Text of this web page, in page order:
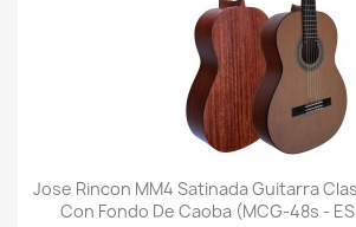
Jose Rincon MM4 Satinada Guitarra
Con Fondo De Caoba (MCG-48s -